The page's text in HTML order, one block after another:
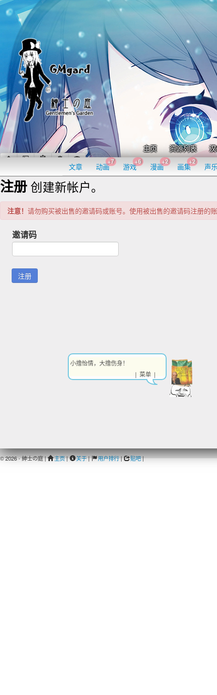
主页 资源列表
文章 动画
+7
游戏
+6
漫画
+2
画集
+2
声
注册 创建新帐户。
注意！ 请勿购买被出售的邀请码或账号。使用被出售的邀请码注册的
邀请码
© 2026 - 紳士の庭 | 主页| 关于| 用户排行| 贴吧|
小撸怡情，大撸伤身！
| 菜单 |